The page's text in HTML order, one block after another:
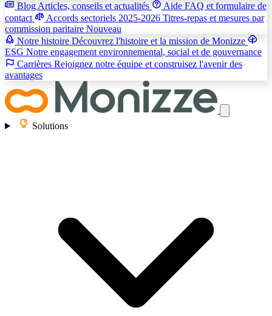
Blog Articles, conseils et actualités Aide FAQ et formulaire de
contact
Accords sectoriels 2025-2026 Titres-repas et mesures par
commission paritaire Nouveau
Notre histoire Découvrez l'histoire et la mission de Monizze
ESG Notre engagement environnemental, social et de gouvernance
Carrières Rejoignez notre équipe et construisez l'avenir des
avantages
Solutions